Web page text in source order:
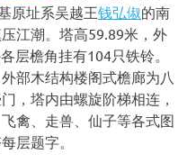
原址系吴越王钱弘俶的南
江潮。塔高59.89米，外
层檐角挂有104只铁铃。
部木结构楼阁式檐廊为八
，塔内由螺旋阶梯相连，
禽、走兽、仙子等各式图
层题字。